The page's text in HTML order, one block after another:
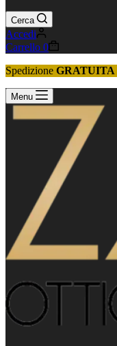
Cerca
Accedi
Carrello 0
Spedizione GRATUITA
Menu